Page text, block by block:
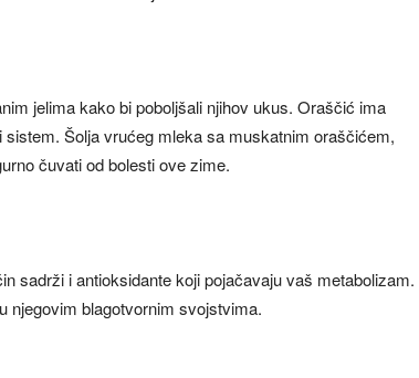
jelima kako bi poboljšali njihov ukus. Oraščić ima
Šolja vrućeg mleka sa muskatnim oraščićem,
čuvati od bolesti ove zime.
sadrži i antioksidante koji pojačavaju vaš metabolizam.
njegovim blagotvornim svojstvima.